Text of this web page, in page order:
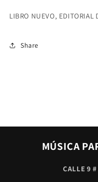
LIBRO NUEVO, EDITORIAL
Share
MÚSICA
CALLE 9